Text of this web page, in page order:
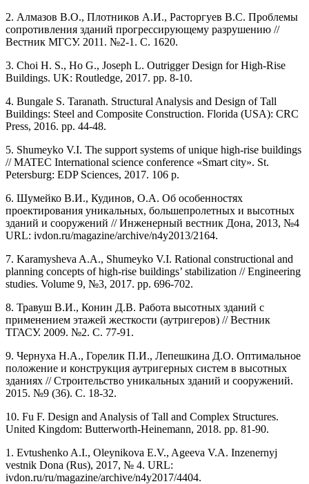
2. Алмазов В.О., Плотников А.И., Расторгуев В.С. Проблемы
сопротивления зданий прогрессирующему разрушению //
Вестник МГСУ. 2011. №2-1. С. 1620.
3. Choi H. S., Ho G., Joseph L. Outrigger Design for High-Rise
Buildings. UK: Routledge, 2017. pp. 8-10.
4. Bungale S. Taranath. Structural Analysis and Design of Tall
Buildings: Steel and Composite Construction. Florida (USA): CRC
Press, 2016. pp. 44-48.
5. Shumeyko V.I. The support systems of unique high-rise buildings
// MATEC International science conference «Smart city». St.
Petersburg: EDP Sciences, 2017. 106 p.
6. Шумейко В.И., Кудинов, О.А. Об особенностях
проектирования уникальных, большепролетных и высотных
зданий и сооружений // Инженерный вестник Дона, 2013, №4
URL: ivdon.ru/magazine/archive/n4y2013/2164.
7. Karamysheva A.A., Shumeyko V.I. Rational constructional and
planning concepts of high-rise buildings’ stabilization // Engineering
studies. Volume 9, №3, 2017. рр. 696-702.
8. Травуш В.И., Конин Д.В. Работа высотных зданий с
применением этажей жесткости (аутригеров) // Вестник
ТГАСУ. 2009. №2. С. 77-91.
9. Чернуха Н.А., Горелик П.И., Лепешкина Д.О. Оптимальное
положение и конструкция аутригерных систем в высотных
зданиях // Строительство уникальных зданий и сооружений.
2015. №9 (36). С. 18-32.
10. Fu F. Design and Analysis of Tall and Complex Structures.
United Kingdom: Butterworth-Heinemann, 2018. pp. 81-90.
1. Evtushenko A.I., Oleynikova E.V., Ageeva V.A. Inzenernyj
vestnik Dona (Rus), 2017, № 4. URL:
ivdon.ru/ru/magazine/archive/n4y2017/4404.